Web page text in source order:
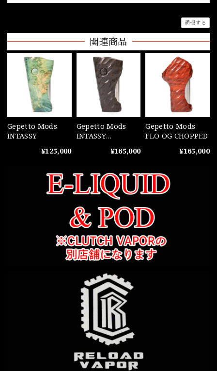
通報する
関連商品
Gepetto Mods
INTASSY
¥125,000
Gepetto Mods
INTASSY
¥165,000
Gepetto Mods
FLO OG CHOPPED
¥165,000